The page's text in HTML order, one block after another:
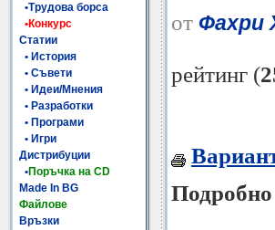
•Трудова борса
•Конкурс
Статии
• История
• Съвети
• Идеи/Мнения
• Разработки
• Програми
• Игри
Дистрибуции
•Поръчка на CD
Made In BG
Файлове
Връзки
от Фахри
рейтинг (